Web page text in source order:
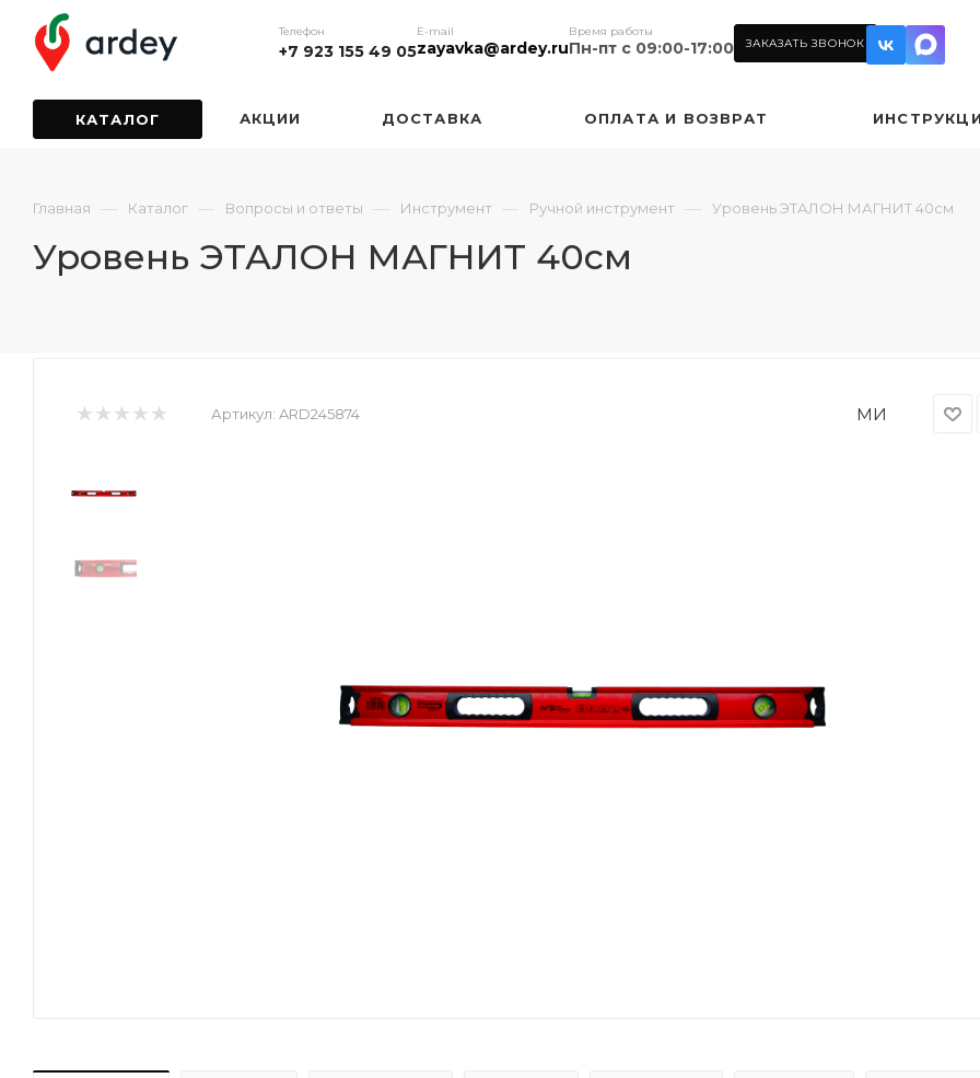
Телефон
+7 923 155 49 05
E-mail
zayavka@ardey.ru
Время работы
Пн-пт с 09:00-17:00 ЗАКАЗАТЬ ЗВОНОК
КАТАЛОГ АКЦИИ ДОСТАВКА ОПЛАТА И ВОЗВРАТ
Главная — Каталог — Вопросы и ответы — Инструмент — Ручной инструмент — Уровень ЭТАЛОН МАГНИТ 40см
Уровень ЭТАЛОН МАГНИТ 40см
Артикул: ARD245874 МИ